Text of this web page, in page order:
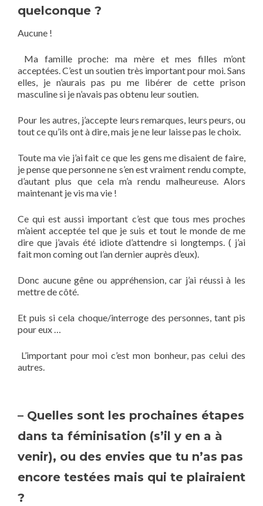
quelconque ?
Aucune !
Ma famille proche: ma mère et mes filles m’ont
acceptées. C’est un soutien très important pour moi. Sans
elles, je n’aurais pas pu me libérer de cette prison
masculine si je n’avais pas obtenu leur soutien.
Pour les autres, j’accepte leurs remarques, leurs peurs, ou
tout ce qu’ils ont à dire, mais je ne leur laisse pas le choix.
Toute ma vie j’ai fait ce que les gens me disaient de faire,
je pense que personne ne s’en est vraiment rendu compte,
d’autant plus que cela m’a rendu malheureuse. Alors
maintenant je vis ma vie !
Ce qui est aussi important c’est que tous mes proches
m’aient acceptée tel que je suis et tout le monde de me
dire que j’avais été idiote d’attendre si longtemps. ( j’ai
fait mon coming out l’an dernier auprès d’eux).
Donc aucune gêne ou appréhension, car j’ai réussi à les
mettre de côté.
Et puis si cela choque/interroge des personnes, tant pis
pour eux …
L’important pour moi c’est mon bonheur, pas celui des
autres.
– Quelles sont les prochaines étapes
dans ta féminisation (s’il y en a à
venir), ou des envies que tu n’as pas
encore testées mais qui te plairaient
?